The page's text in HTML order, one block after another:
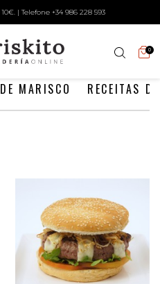
| Telefone +34 986 228 593
0
MARISCO RECEITAS